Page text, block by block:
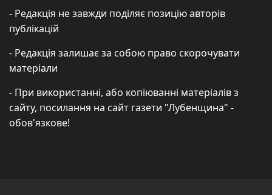
- Редакція не завжди поділяє позицію авторів
публікацій
- Редакція залишає за собою право скорочувати
матеріали
- При використанні, або копіюванні матеріалів з
сайту, посилання на сайт газети "Лубенщина" -
обов'язкове!